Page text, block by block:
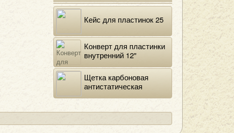
Кейс для пластинок 25
Конверт для пластинки
внутренний 12"
Щетка карбоновая
антистатическая